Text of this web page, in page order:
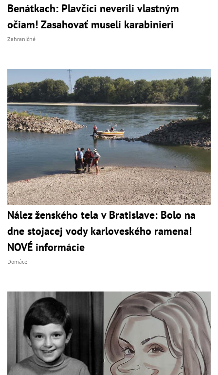
Benátkach: Plavčíci neverili vlastným
očiam! Zasahovať museli karabinieri
Zahraničné
Nález ženského tela v Bratislave: Bolo na
dne stojacej vody karloveského ramena!
NOVÉ informácie
Domáce